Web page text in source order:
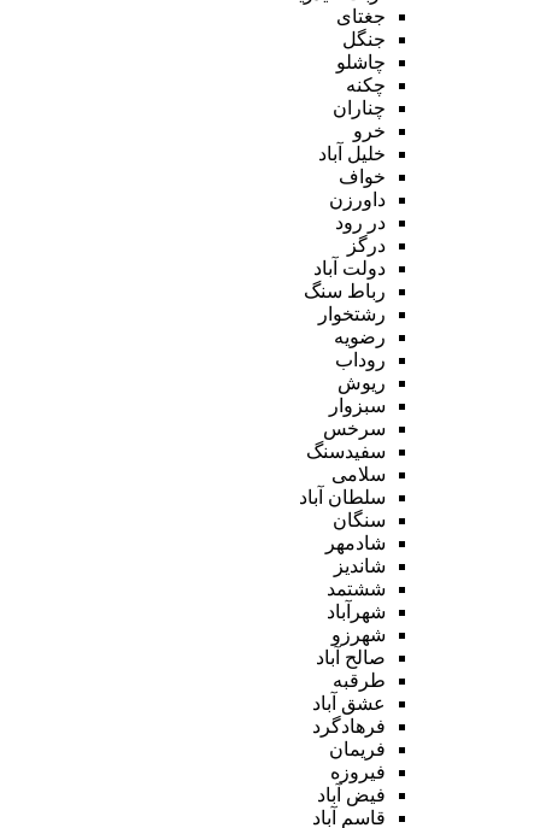
جغتای
جنگل
چاشلو
چکنه
چناران
خرو
خلیل آباد
خواف
داورزن
در رود
درگز
دولت آباد
رباط سنگ
رشتخوار
رضویه
روداب
ریوش
سبزوار
سرخس
سفیدسنگ
سلامی
سلطان آباد
سنگان
شادمهر
شاندیز
ششتمد
شهرآباد
شهرزو
صالح آباد
طرقبه
عشق آباد
فرهادگرد
فریمان
فیروزه
فیض آباد
قاسم آباد